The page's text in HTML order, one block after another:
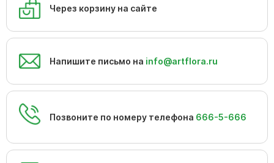
Через корзину на сайте
Напишите письмо на info@artflora.ru
Позвоните по номеру телефона 666-5-666